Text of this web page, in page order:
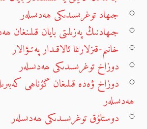
جىھاد توغرىسىدىكى ھەدىسلەر
جىھادنىڭ پەزىلىتى بايان قىلىنغان
خانىم-قىزلارغا ئالاقىدار پەتىۋالار
دوزاخ توغرىسىدىكى ھەدىسلەر
دوزاخ ۋەدە قىلىغان گۇناھى
ھەدىسلەر
دوستلۇق توغرىسىدىكى ھەدىسلەر